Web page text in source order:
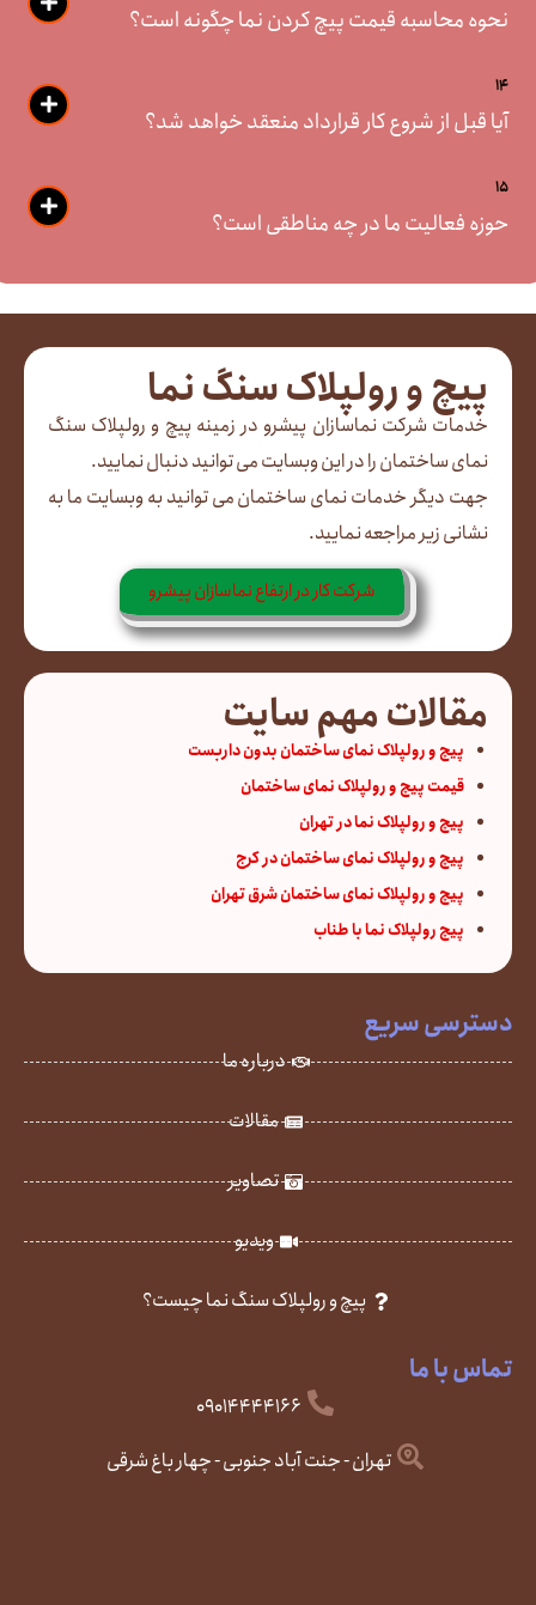
نحوه محاسبه قیمت پیچ کردن نما چگونه است؟
14
آیا قبل از شروع کار قرارداد منعقد خواهد شد؟
15
حوزه فعالیت ما در چه مناطقی است؟
پیچ و رولپلاک سنگ نما
خدمات شرکت نماسازان پیشرو در زمینه پیچ و رولپلاک سنگ
نمای ساختمان را در این وبسایت می توانید دنبال نمایید.
جهت دیگر خدمات نمای ساختمان می توانید به وبسایت ما به
نشانی زیر مراجعه نمایید.
شرکت کار در ارتفاع نماسازان پیشرو
مقالات مهم سایت
پیچ و رولپلاک نمای ساختمان بدون داربست
قیمت پیچ و رولپلاک نمای ساختمان
پیچ و رولپلاک نما در تهران
پیچ و رولپلاک نمای ساختمان در کرج
پیچ و رولپلاک نمای ساختمان شرق تهران
پیچ رولپلاک نما با طناب
دسترسی سریع
درباره ما
مقالات
تصاویر
ویدیو
پیچ و رولپلاک سنگ نما چیست؟
تماس با ما
09014444166
تهران - جنت آباد جنوبی - چهار باغ شرقی